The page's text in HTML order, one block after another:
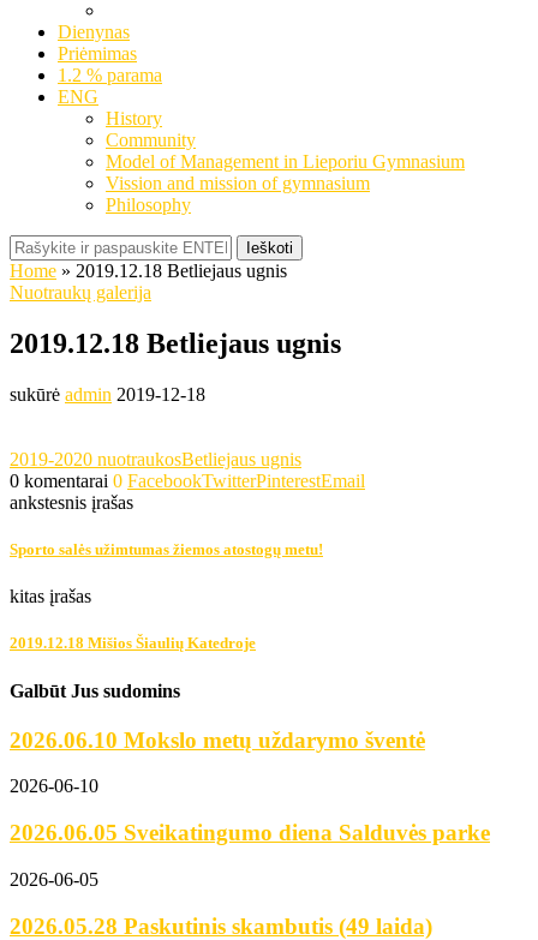
Dienynas
Priėmimas
1.2 % parama
ENG
History
Community
Model of Management in Lieporiu Gymnasium
Vission and mission of gymnasium
Philosophy
Ieškoti
Home » 2019.12.18 Betliejaus ugnis
Nuotraukų galerija
2019.12.18 Betliejaus ugnis
sukūrė admin 2019-12-18
2019-2020 nuotraukosBetliejaus ugnis
0 komentarai 0 FacebookTwitterPinterestEmail
ankstesnis įrašas
Sporto salės užimtumas žiemos atostogų metu!
kitas įrašas
2019.12.18 Mišios Šiaulių Katedroje
Galbūt Jus sudomins
2026.06.10 Mokslo metų uždarymo šventė
2026-06-10
2026.06.05 Sveikatingumo diena Salduvės parke
2026-06-05
2026.05.28 Paskutinis skambutis (49 laida)